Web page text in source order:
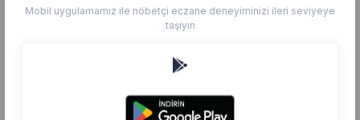
Mobil uygulamamız ile nöbetçi eczane deneyiminizi ileri seviyeye
taşıyın